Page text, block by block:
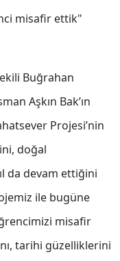
misafir ettik"
Buğrahan
Aşkın Bak’ın
Projesi’nin
doğal
da devam ettiğini
ile bugüne
misafir
tarihi güzelliklerini